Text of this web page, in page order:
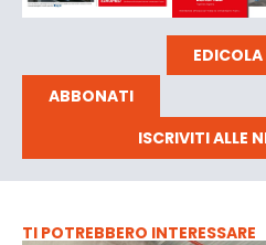
ABBONATI
ISCRIVITI ALLE
TI POTREBBERO INTERESSARE